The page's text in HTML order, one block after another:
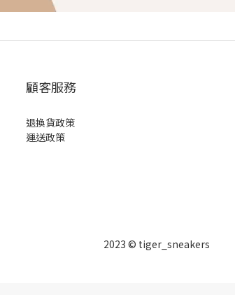
顧客服務
退換貨政策
運送政策
2023 © tiger_sneakers